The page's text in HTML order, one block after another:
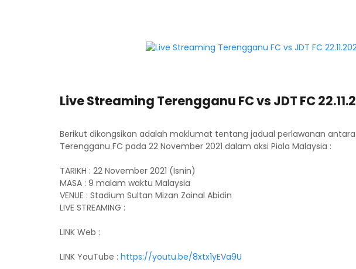
Live Streaming Terengganu FC vs JDT FC
Berikut dikongsikan adalah maklumat tentang jadual perlawanan
Terengganu FC pada 22 November 2021 dalam aksi Piala Malaysia :
TARIKH : 22 November 2021 (Isnin)
MASA : 9 malam waktu Malaysia
VENUE : Stadium Sultan Mizan Zainal Abidin
LIVE STREAMING :
LINK Web :
LINK YouTube : https://youtu.be/8xtx1yEVa9U